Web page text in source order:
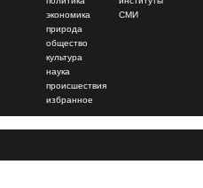
экономика
природа
общество
культура
наука
происшествия
избранное
СМИ